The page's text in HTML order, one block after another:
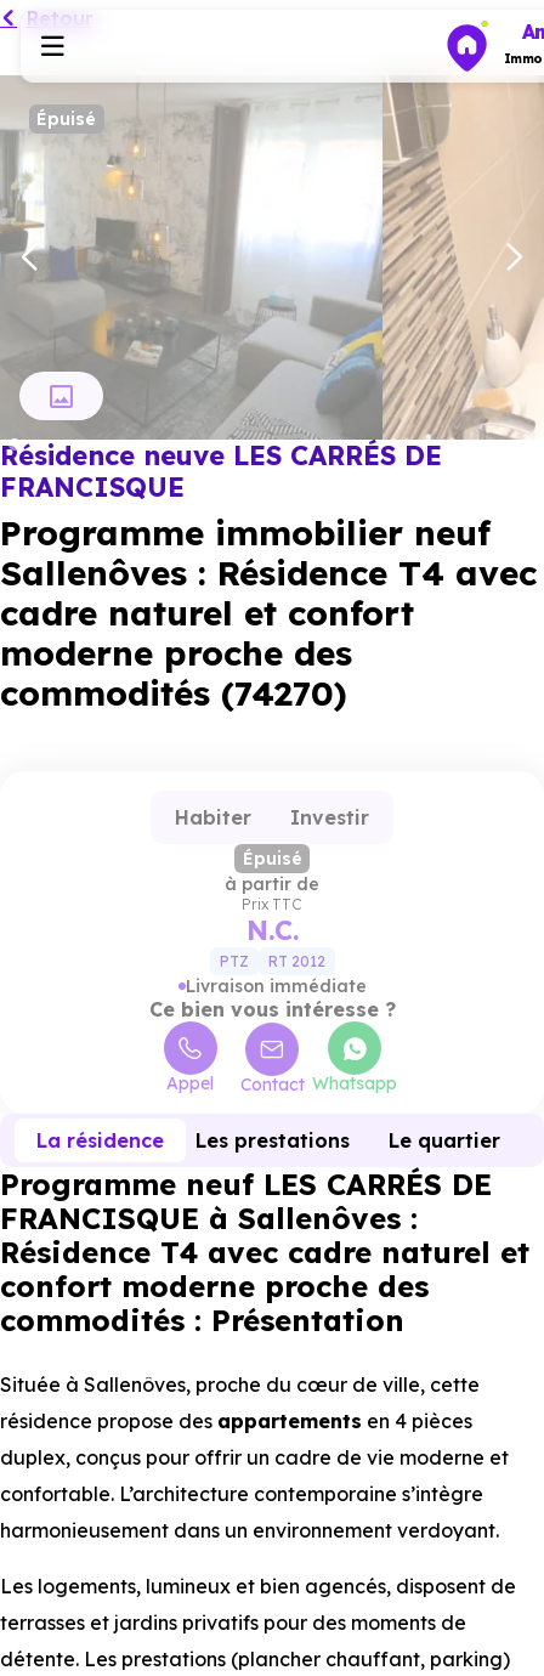
Programmes neufs
Habiter
Actualités
Ressources
Financer
Retour
Épuisé
Résidence neuve LES CARRÉS DE
FRANCISQUE
Programme immobilier neuf
Sallenôves : Résidence T4 avec
cadre naturel et confort
moderne proche des
commodités (74270)
Habiter Investir
Épuisé
à partir de
Prix TTC
N.C.
PTZ RT 2012
Livraison immédiate
Ce bien vous intéresse ?
Appel Contact Whatsapp
La résidence Les prestations Le quartier
Programme neuf LES CARRÉS DE
FRANCISQUE à Sallenôves :
Résidence T4 avec cadre naturel et
confort moderne proche des
commodités : Présentation
Située à Sallenôves, proche du cœur de ville, cette
résidence propose des appartements en 4 pièces
duplex, conçus pour offrir un cadre de vie moderne et
confortable. L’architecture contemporaine s’intègre
harmonieusement dans un environnement verdoyant.
Les logements, lumineux et bien agencés, disposent de
terrasses et jardins privatifs pour des moments de
détente. Les prestations (plancher chauffant, parking)